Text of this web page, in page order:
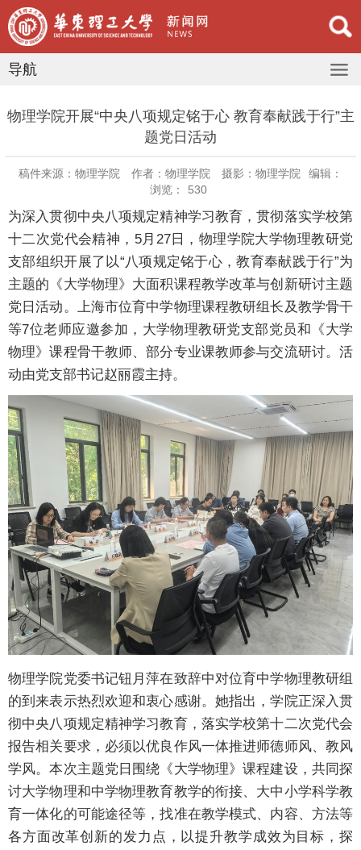
导航
​物理学院开展“中央八项规定铭于心 教育奉献践于行”主
题党日活动
稿件来源：物理学院 作者：物理学院 摄影：物理学院
编辑：
浏览：
530
为深入贯彻中央八项规定精神学习教育，贯彻落实学校第
十二次党代会精神，5月27日，物理学院大学物理教研党
支部组织开展了以“八项规定铭于心，教育奉献践于行”为
主题的《大学物理》大面积课程教学改革与创新研讨主题
党日活动。上海市位育中学物理课程教研组长及教学骨干
等7位老师应邀参加，大学物理教研党支部党员和《大学
物理》课程骨干教师、部分专业课教师参与交流研讨。活
动由党支部书记赵丽霞主持。
物理学院党委书记钮月萍在致辞中对位育中学物理教研组
的到来表示热烈欢迎和衷心感谢。她指出，学院正深入贯
彻中央八项规定精神学习教育，落实学校第十二次党代会
报告相关要求，必须以优良作风一体推进师德师风、教风
学风。本次主题党日围绕《大学物理》课程建设，共同探
讨大学物理和中学物理教育教学的衔接、大中小学科学教
育一体化的可能途径等，找准在教学模式、内容、方法等
各方面改革创新的发力点，以提升教学成效为目标，探